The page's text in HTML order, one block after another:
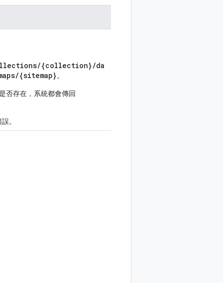
{collection}/da
{sitemap}。
否存在，系統都會傳回
。